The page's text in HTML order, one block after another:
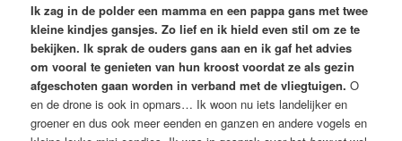
Ik zag in de polder een mamma en een pappa gans met twee
kleine kindjes gansjes. Zo lief en ik hield even stil om ze te
bekijken. Ik sprak de ouders gans aan en ik gaf het advies
om vooral te genieten van hun kroost voordat ze als gezin
afgeschoten gaan worden in verband met de vliegtuigen. O
en de drone is ook in opmars… Ik woon nu iets landelijker en
groener en dus ook meer eenden en ganzen en andere vogels en